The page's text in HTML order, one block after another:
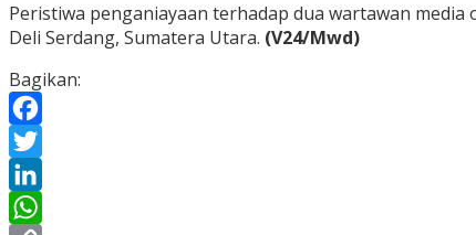
Peristiwa penganiayaan terhadap dua wartawan
Deli Serdang, Sumatera Utara. (V24/Mwd)
Bagikan:
Facebook
Twitter
LinkedIn